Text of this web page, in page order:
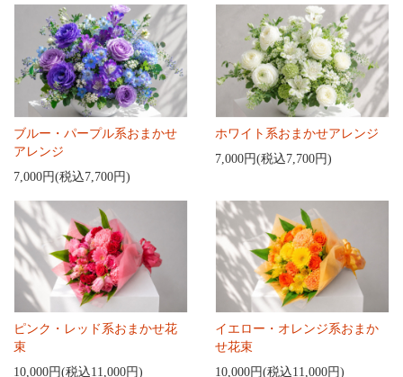
ブルー・パープル系おまかせ
アレンジ
7,000円(税込7,700円)
ホワイト系おまかせアレンジ
7,000円(税込7,700円)
ピンク・レッド系おまかせ花
束
10,000円(税込11,000円)
イエロー・オレンジ系おまか
せ花束
10,000円(税込11,000円)